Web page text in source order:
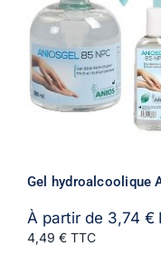
Gel hydroalcoolique
À partir de 3,74 €
4,49 € TTC